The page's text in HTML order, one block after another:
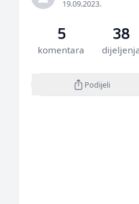
19.09.2023.
5
komentara
38
Podijeli